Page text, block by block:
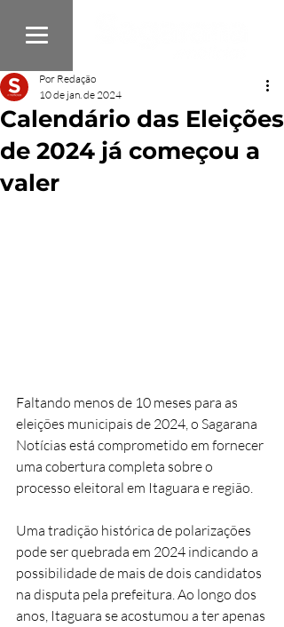
Calendário das Eleições
de 2024 já começou a
valer
Por Redação
10 de jan. de 2024
Faltando menos de 10 meses para as
eleições municipais de 2024, o Sagarana
Notícias está comprometido em fornecer
uma cobertura completa sobre o
processo eleitoral em Itaguara e região.
Uma tradição histórica de polarizações
pode ser quebrada em 2024 indicando a
possibilidade de mais de dois candidatos
na disputa pela prefeitura. Ao longo dos
anos, Itaguara se acostumou a ter apenas